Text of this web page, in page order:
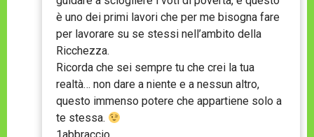
è uno dei primi lavori che per me bisogna fare
per lavorare su se stessi nell’ambito della
Ricchezza.
Ricorda che sei sempre tu che crei la tua
realtà… non dare a niente e a nessun altro,
questo immenso potere che appartiene solo a
te stessa.